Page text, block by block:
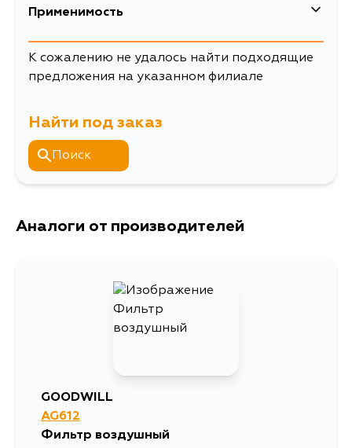
EAN-13
Длина упаковки, мм 181
Объем упаковки, л
Описание
Применимость
К сожалению не удалось найти подходящие
предложения на указанном филиале
Найти под заказ
Поиск
Аналоги от производителей
GOODWILL
AG612
Фильтр воздушный